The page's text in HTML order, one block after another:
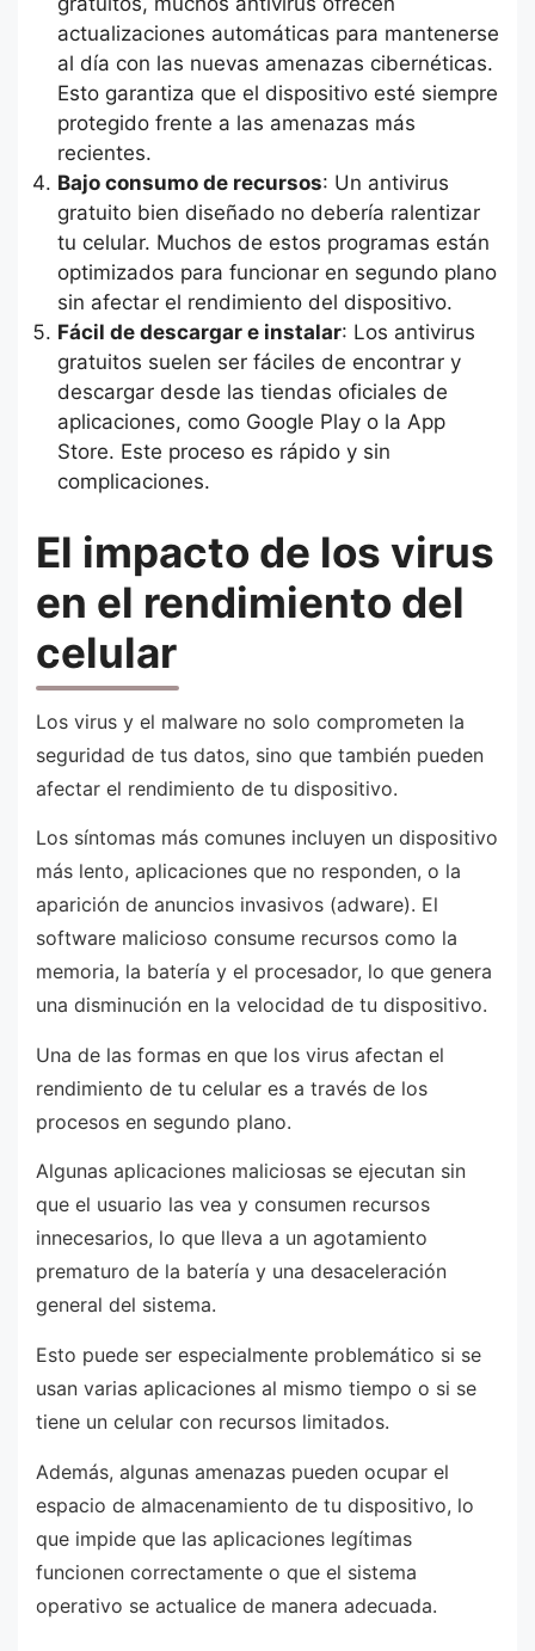
actualizaciones automáticas para mantenerse
al día con las nuevas amenazas cibernéticas.
Esto garantiza que el dispositivo esté siempre
protegido frente a las amenazas más
recientes.
Bajo consumo de recursos: Un antivirus
gratuito bien diseñado no debería ralentizar
tu celular. Muchos de estos programas están
optimizados para funcionar en segundo plano
sin afectar el rendimiento del dispositivo.
Fácil de descargar e instalar: Los antivirus
gratuitos suelen ser fáciles de encontrar y
descargar desde las tiendas oficiales de
aplicaciones, como Google Play o la App
Store. Este proceso es rápido y sin
complicaciones.
El impacto de los virus
en el rendimiento del
celular
Los virus y el malware no solo comprometen la
seguridad de tus datos, sino que también pueden
afectar el rendimiento de tu dispositivo.
Los síntomas más comunes incluyen un dispositivo
más lento, aplicaciones que no responden, o la
aparición de anuncios invasivos (adware). El
software malicioso consume recursos como la
memoria, la batería y el procesador, lo que genera
una disminución en la velocidad de tu dispositivo.
Una de las formas en que los virus afectan el
rendimiento de tu celular es a través de los
procesos en segundo plano.
Algunas aplicaciones maliciosas se ejecutan sin
que el usuario las vea y consumen recursos
innecesarios, lo que lleva a un agotamiento
prematuro de la batería y una desaceleración
general del sistema.
Esto puede ser especialmente problemático si se
usan varias aplicaciones al mismo tiempo o si se
tiene un celular con recursos limitados.
Además, algunas amenazas pueden ocupar el
espacio de almacenamiento de tu dispositivo, lo
que impide que las aplicaciones legítimas
funcionen correctamente o que el sistema
operativo se actualice de manera adecuada.